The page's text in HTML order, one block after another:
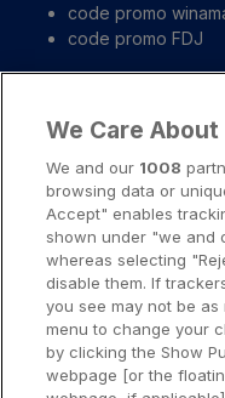
code promo
code promo FDJ
Liens importants
A propos
Notice légale
Presse-Recrutement-
Politique de
Politique de Cookies
Prévenir la dépendance
Nos rédacteurs
We Care
We and our 1008
browsing data or
Accept" enables
shown under "we and
whereas selecting
disable them. If
you see may not be
menu to change your
by clicking the Show
webpage [or the